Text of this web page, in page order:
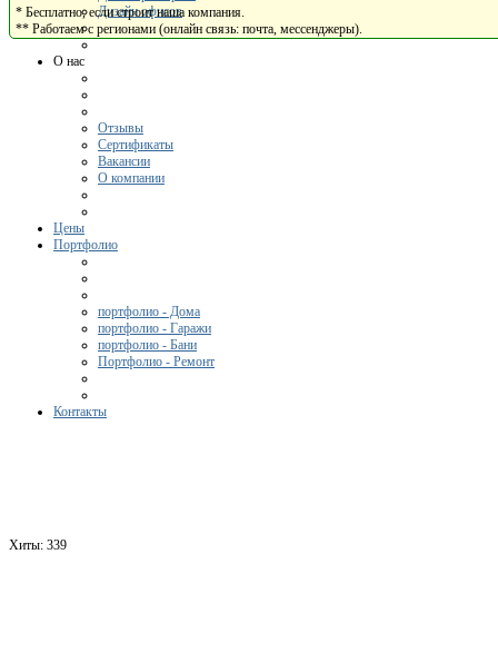
Дизайн офисов
О нас
Отзывы
Сертификаты
Вакансии
О компании
Цены
Портфолио
портфолио - Дома
портфолио - Гаражи
портфолио - Бани
Портфолио - Ремонт
Контакты
* Бесплатно, если строит наша компания.
** Работаем с регионами (онлайн связь: почта, мессенджеры).
Хиты: 339